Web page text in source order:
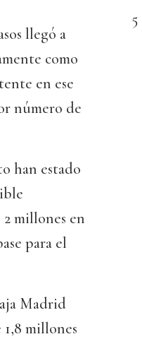
llegó a
como
en ese
número de
han estado
2 millones en
para el
Madrid
millones